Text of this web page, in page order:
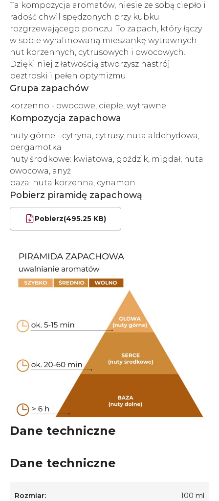
Ta kompozycja aromatów, niesie ze sobą ciepło i
radość chwil spędzonych przy kubku
rozgrzewającego ponczu. To zapach, który łączy
w sobie wyrafinowaną mieszankę wytrawnych
nut korzennych, cytrusowych i owocowych.
Dzięki niej z łatwością stworzysz nastrój
beztroski i pełen optymizmu.
Grupa zapachów
korzenno - owocowe, ciepłe, wytrawne
Kompozycja zapachowa
nuty górne - cytryna, cytrusy, nuta aldehydowa,
bergamotka
nuty środkowe: kwiatowa, goździk, migdał, nuta
owocowa, anyż
baza: nuta korzenna, cynamon
Pobierz piramidę zapachową
Pobierz(495.25 KB)
Dane techniczne
Dane techniczne
Rozmiar: 100 ml